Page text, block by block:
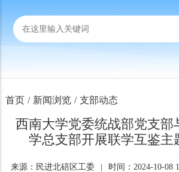
首页 / 新闻浏览 / 支部动态
西南大学党委统战部党支部
学总支部开展联学互鉴主
来源：民进北碚区工委 时间：2024-10-08